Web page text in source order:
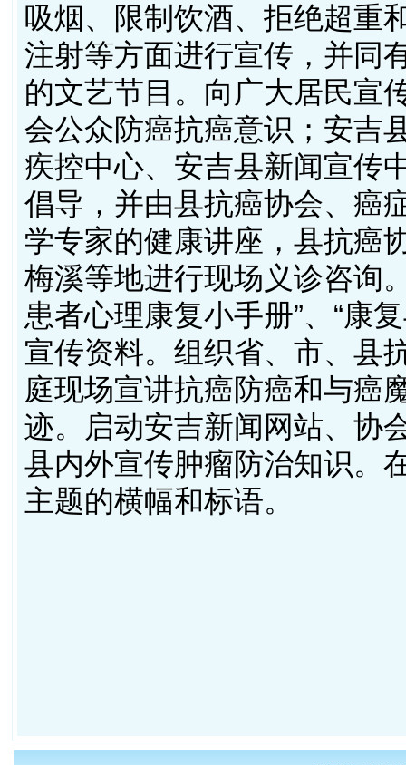
吸烟、限制饮酒、拒绝超重
注射等方面进行宣传，并同
的文艺节目。向广大居民宣
会公众防癌抗癌意识；安吉
疾控中心、安吉县新闻宣传
倡导，并由县抗癌协会、癌
学专家的健康讲座，县抗癌
梅溪等地进行现场义诊咨询
患者心理康复小手册”、“康
宣传资料。组织省、市、县
庭现场宣讲抗癌防癌和与癌
迹。启动安吉新闻网站、协
县内外宣传肿瘤防治知识。
主题的横幅和标语。